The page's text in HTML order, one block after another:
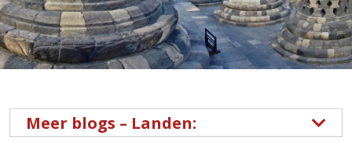
Meer blogs – Landen: